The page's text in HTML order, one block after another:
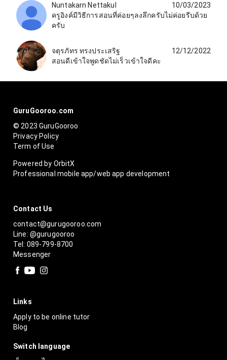
Nuntakarn Nettakul
10/03/2023
ครูอิงค์มีวิธีการสอนที่ค่อยๆลงลึกครับไม่ค่อยรีบด้วย
ครับ
จตุรภัทร ทรงประเสริฐ
12/12/2022
สอนดีเข้าใจพูดชัดไม่เร็วเข้าใจดีคะ
GuruGooroo.com
© 2023 GuruGooroo
Privacy Policy
Term of Use
Powered by OrbitX
Professional mobile app/web app development
Contact Us
contact@gurugooroo.com
Line: @gurugooroo
Tel: 089-799-8700
Messenger
Links
Apply to be online tutor
Blog
Switch language